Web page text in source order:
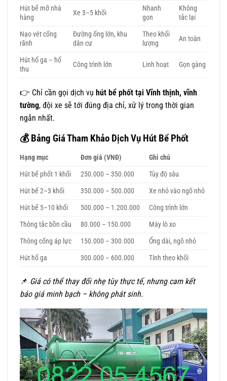
Hút bể mỡ nhà
hàng
Xe 3–5 khối
Nhanh
gọn
Không
tắc lại
Nạo vét cống
rãnh
Đường ống lớn, khu
dân cư
Theo khối
lượng
An toàn
Hút hố ga – hố
thu
Công trình lớn Linh hoạt Gọn gàng
👉 Chỉ cần gọi dịch vụ hút bể phốt tại Vĩnh thịnh, vĩnh
tường, đội xe sẽ tới đúng địa chỉ, xử lý trong thời gian
ngắn nhất.
💰 Bảng Giá Tham Khảo Dịch Vụ Hút Bể Phốt
Hạng mục Đơn giá (VNĐ)
Ghi chú
Hút bể phốt 1 khối
250.000 – 350.000
Tùy độ sâu
Hút bể 2–3 khối
350.000 – 500.000
Xe nhỏ vào ngõ nhỏ
Hút bể 5–10 khối
500.000 – 1.200.000
Công trình lớn
Thông tắc bồn cầu
80.000 – 150.000
Máy lò xo
Thông cống áp lực
150.000 – 300.000
Ống dài, ngõ nhỏ
Hút hố ga
300.000 – 600.000 Tính theo khối
📌 Giá có thể thay đổi nhẹ tùy thực tế, nhưng cam kết
báo giá minh bạch – không phát sinh.